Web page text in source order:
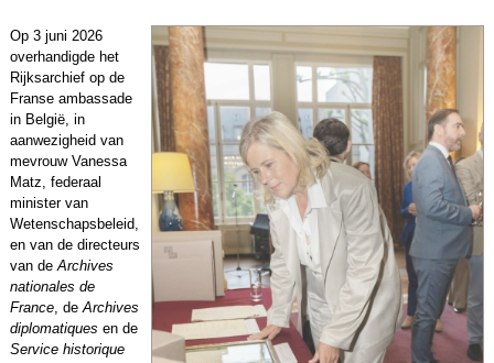
Op 3 juni 2026
overhandigde het
Rijksarchief op de
Franse ambassade
in België, in
aanwezigheid van
mevrouw Vanessa
Matz, federaal
minister van
Wetenschapsbeleid,
en van de directeurs
van deArchives
nationales de
France, deArchives
diplomatiques en de
Service historique